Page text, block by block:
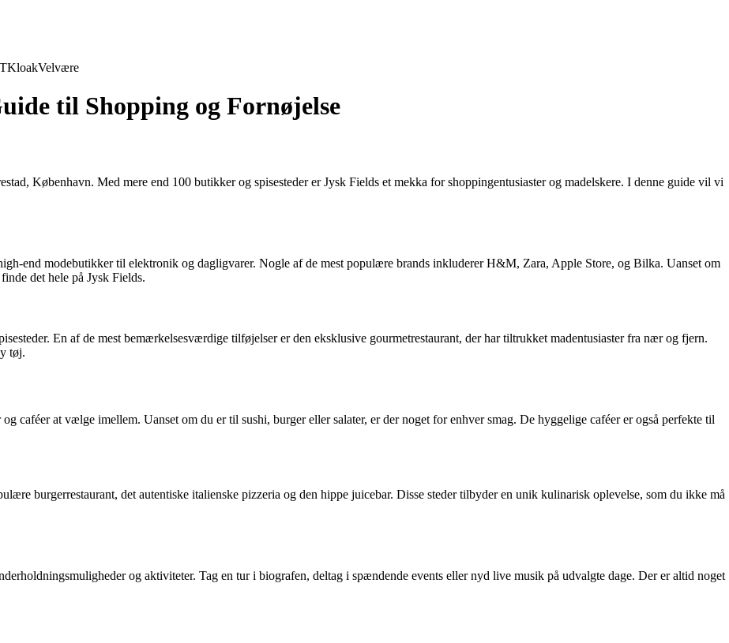
KloakVelvære
til Shopping og Fornøjelse
København. Med mere end 100 butikker og spisesteder er Jysk Fields et mekka for shoppingentusiaster og madelskere. I denne guide vil vi
end modebutikker til elektronik og dagligvarer. Nogle af de mest populære brands inkluderer H&M, Zara, Apple Store, og Bilka. Uanset om
det hele på Jysk Fields.
En af de mest bemærkelsesværdige tilføjelser er den eksklusive gourmetrestaurant, der har tiltrukket madentusiaster fra nær og fjern.
tøj.
caféer at vælge imellem. Uanset om du er til sushi, burger eller salater, er der noget for enhver smag. De hyggelige caféer er også perfekte til
burgerrestaurant, det autentiske italienske pizzeria og den hippe juicebar. Disse steder tilbyder en unik kulinarisk oplevelse, som du ikke må
og aktiviteter. Tag en tur i biografen, deltag i spændende events eller nyd live musik på udvalgte dage. Der er altid noget